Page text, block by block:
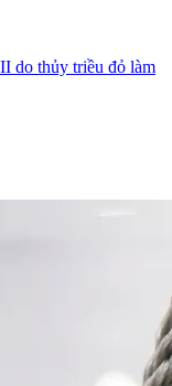
do thủy triều đỏ làm